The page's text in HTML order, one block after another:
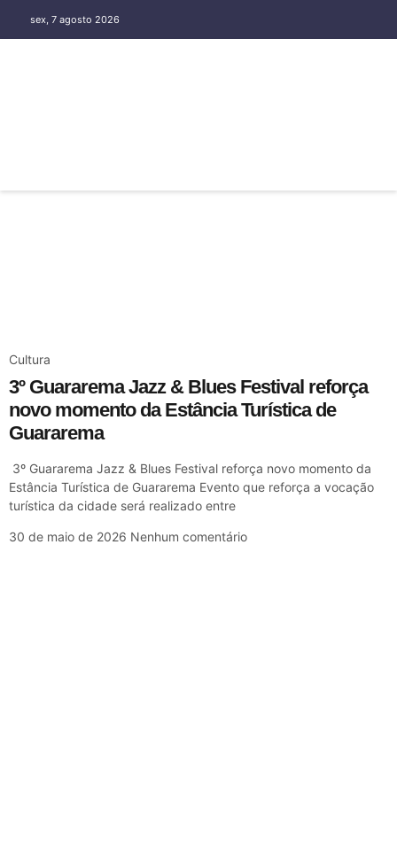
sex, 7 agosto 2026
Cultura
3º Guararema Jazz & Blues Festival reforça
novo momento da Estância Turística de
Guararema
3º Guararema Jazz & Blues Festival reforça novo momento da
Estância Turística de Guararema Evento que reforça a vocação
turística da cidade será realizado entre
30 de maio de 2026 Nenhum comentário